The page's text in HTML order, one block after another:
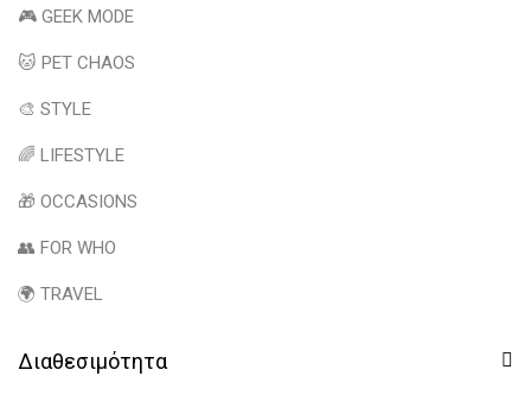
🎮 GEEK MODE
🐱 PET CHAOS
🎨 STYLE
🌈 LIFESTYLE
🎁 OCCASIONS
👥 FOR WHO
🌍 TRAVEL
Διαθεσιμότητα